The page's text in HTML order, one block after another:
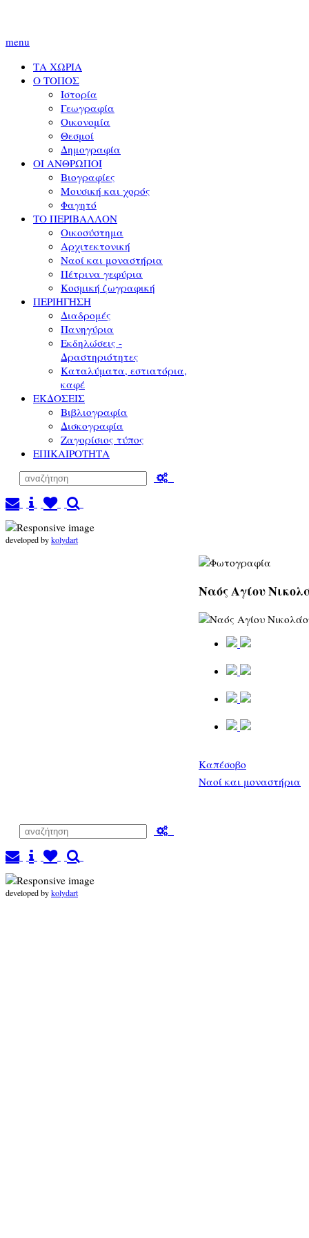
menu
ΤΑ ΧΩΡΙΑ
Ο ΤΟΠΟΣ
Ιστορία
Γεωγραφία
Οικονομία
Θεσμοί
Δημογραφία
ΟΙ ΑΝΘΡΩΠΟΙ
Βιογραφίες
Μουσική και χορός
Φαγητό
ΤΟ ΠΕΡΙΒΑΛΛΟΝ
Οικοσύστημα
Αρχιτεκτονική
Ναοί και μοναστήρια
Πέτρινα γεφύρια
Κοσμική ζωγραφική
ΠΕΡΙΗΓΗΣΗ
Διαδρομές
Πανηγύρια
Εκδηλώσεις -
Δραστηριότητες
Καταλύματα, εστιατόρια,
καφέ
ΕΚΔΟΣΕΙΣ
Βιβλιογραφία
Δισκογραφία
Ζαγορίσιος τύπος
ΕΠΙΚΑΙΡΟΤΗΤΑ
developed bykolydart
Ναός Αγίου
Καπέσοβο
Ναοί και μοναστήρια
developed bykolydart